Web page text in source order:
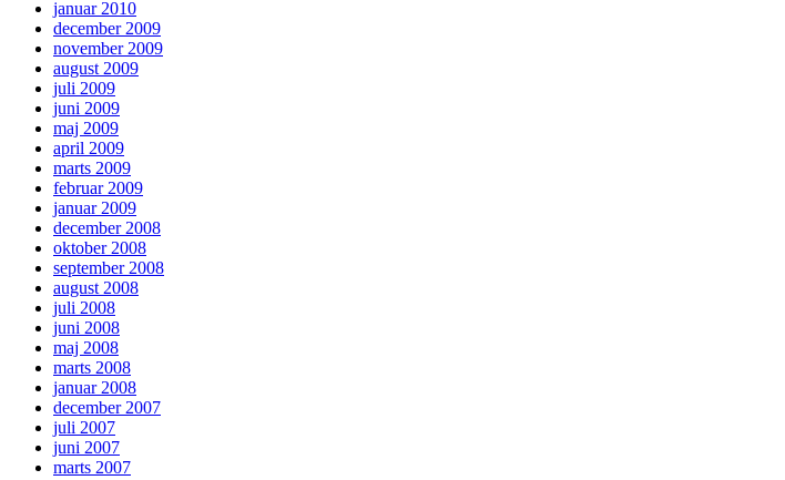
januar 2010
december 2009
november 2009
august 2009
juli 2009
juni 2009
maj 2009
april 2009
marts 2009
februar 2009
januar 2009
december 2008
oktober 2008
september 2008
august 2008
juli 2008
juni 2008
maj 2008
marts 2008
januar 2008
december 2007
juli 2007
juni 2007
marts 2007